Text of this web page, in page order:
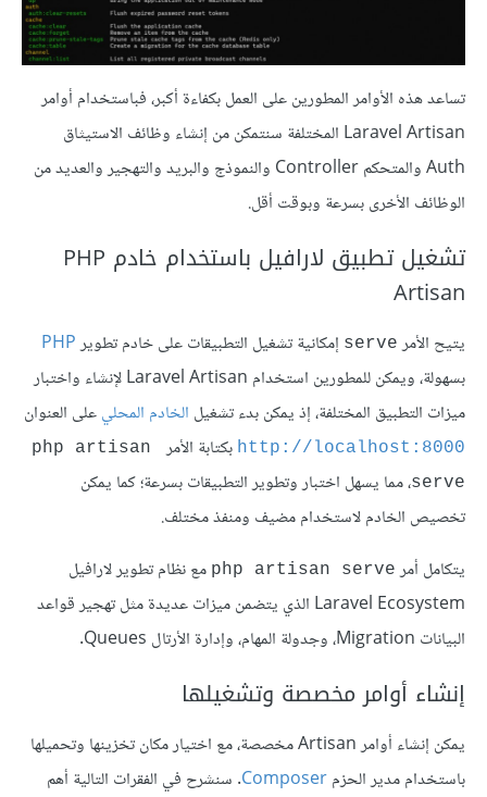
تساعد هذه الأوامر المطورين على العمل بكفاءة أكبر، فباستخدام أوامر
Laravel Artisan المختلفة سنتمكن من إنشاء وظائف الاستيثاق
Auth والمتحكم Controller والنموذج والبريد والتهجير والعديد من
الوظائف الأخرى بسرعة وبوقت أقل.
تشغيل تطبيق لارافيل باستخدام خادم PHP
Artisan
يتيح الأمر serve إمكانية تشغيل التطبيقات على خادم تطويرPHP
بسهولة، ويمكن للمطورين استخدام Laravel Artisan لإنشاء واختبار
ميزات التطبيق المختلفة، إذ يمكن بدء تشغيل الخادم المحليعلى العنوان
http://localhost:8000 بكتابة الأمر
php artisan
serve، مما يسهل اختبار وتطوير التطبيقات بسرعة؛ كما يمكن
تخصيص الخادم لاستخدام مضيف ومنفذ مختلف.
يتكامل أمر php artisan serve مع نظام تطوير لارافيل
Laravel Ecosystem الذي يتضمن ميزات عديدة مثل تهجير قواعد
البيانات Migration، وجدولة المهام، وإدارة الأرتال Queues.
إنشاء أوامر مخصصة وتشغيلها
يمكن إنشاء أوامر Artisan مخصصة، مع اختيار مكان تخزينها وتحميلها
باستخدام مدير الحزمComposer. سنشرح في الفقرات التالية أهم